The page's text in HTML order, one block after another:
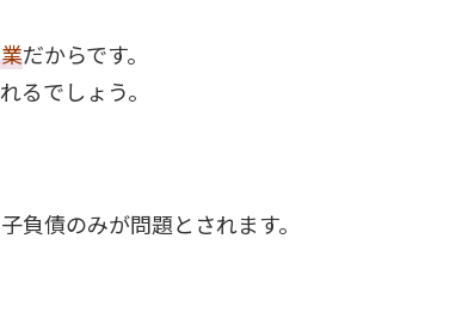
だからです。
るでしょう。
債のみが問題とされます。